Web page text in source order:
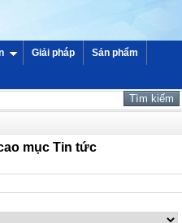
Giải pháp Sản phẩm
mục Tin tức